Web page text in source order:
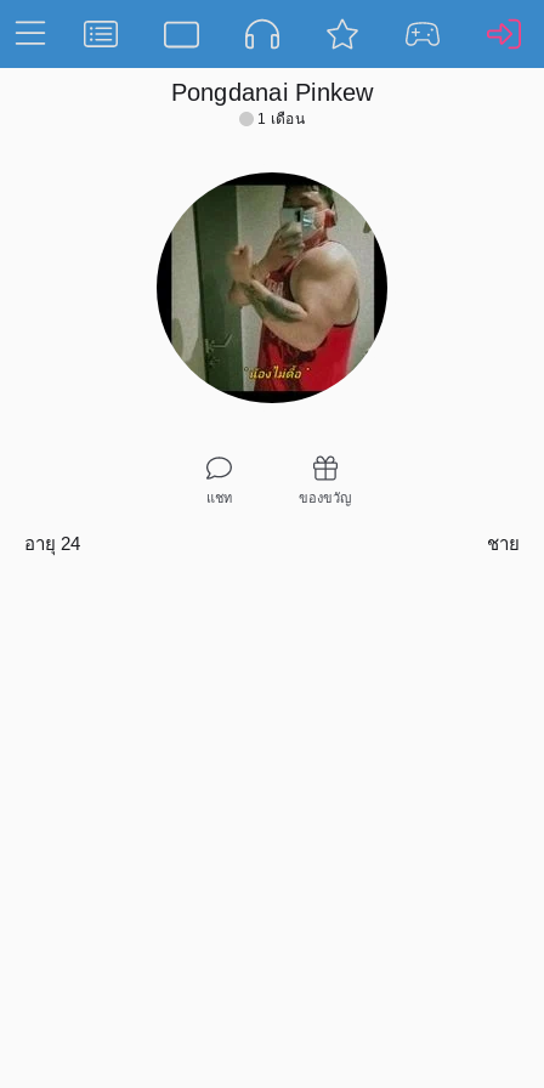
Pongdanai Pinkew
1 เดือน
แชท ของขวัญ
อายุ 24 ชาย